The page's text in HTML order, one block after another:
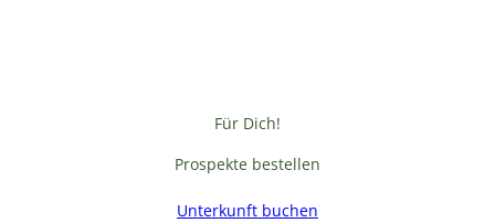
Für Dich!
Prospekte bestellen
Unterkunft buchen